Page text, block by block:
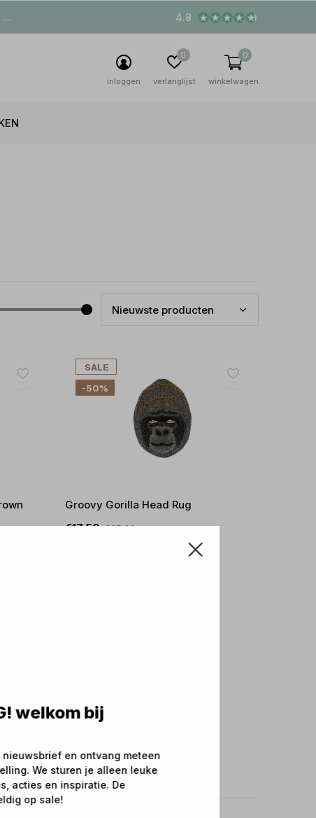
welkom bij
en ontvang meteen
We sturen je alleen leuke
acties en inspiratie. De
op sale!
inloggen verlanglijst
0
winkelwagen
0
4.8
SALE
-50%
Groovy Gorilla Head Rug
€17,50 €35,00